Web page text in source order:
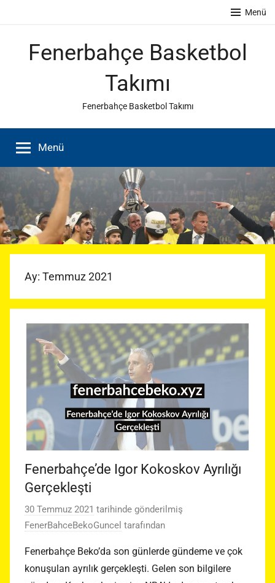
Menü
Fenerbahçe Basketbol
Takımı
Fenerbahçe Basketbol Takımı
Menü
Ay: Temmuz 2021
Fenerbahçe’de Igor Kokoskov Ayrılığı
Gerçekleşti
30 Temmuz 2021 tarihinde gönderilmiş
FenerBahceBekoGuncel tarafından
Fenerbahçe Beko’da son günlerde gündeme ve çok
konuşulan ayrılık gerçekleşti. Gelen son bilgilere